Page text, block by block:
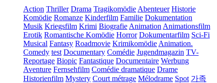
Action Thriller Drama Tragikomödie Abenteuer Historie
Komödie Romanze Kinderfilm Familie Dokumentation
Musik Kriegsfilm Krimi Biografie Animation Animationsfilm
Erotik Romantische Komödie Horror Dokumentarfilm Sci-Fi
Musical Fantasy Roadmovie Krimikomödie Animation.
Comedy test Documentary Comédie Jugendmagazin TV-
Reportage Biopic Fantastique Documentaire Werbung
Aventure Fernsehfilm Comédie dramatique Drame
Historienfilm Mystery Court métrage Mélodrame Spot 가족